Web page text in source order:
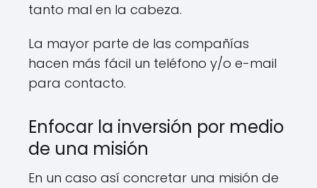
tanto mal en la cabeza.
La mayor parte de las compañías
hacen más fácil un teléfono y/o e-mail
para contacto.
Enfocar la inversión por medio
de una misión
En un caso así concretar una misión de